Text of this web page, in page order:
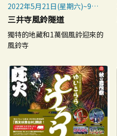
2022年5月21日(星期六)~9月
30日(星期五)
※ 受颱風影響，9月14日(週
三)中止了。
三井寺風鈴隧道
獨特的地藏和1萬個風鈴迎來的
風鈴寺